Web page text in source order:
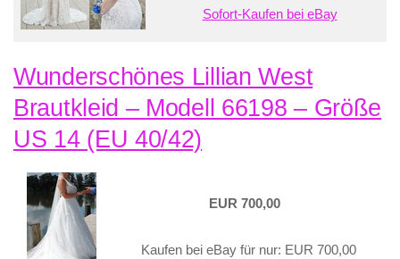
Sofort-Kaufen bei eBay
Wunderschönes Lillian West
Brautkleid – Modell 66198 – Größe
US 14 (EU 40/42)
EUR 700,00
Kaufen bei eBay für nur: EUR 700,00